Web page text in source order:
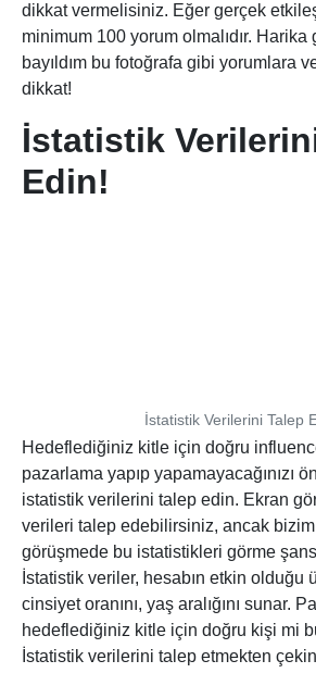
dikkat vermelisiniz. Eğer gerçek
minimum 100 yorum olmalıdır. Harika
bayıldım bu fotoğrafa gibi yorumlara
dikkat!
İstatistik
Edin!
İstatistik Verilerini Talep
Hedeflediğiniz kitle için doğru
pazarlama yapıp yapamayacağınızı
istatistik verilerini talep edin. Ekran
verileri talep edebilirsiniz, ancak
görüşmede bu istatistikleri görme
İstatistik veriler, hesabın etkin olduğu
cinsiyet oranını, yaş aralığını sunar.
hedeflediğiniz kitle için doğru kişi mi
İstatistik verilerini talep etmekten